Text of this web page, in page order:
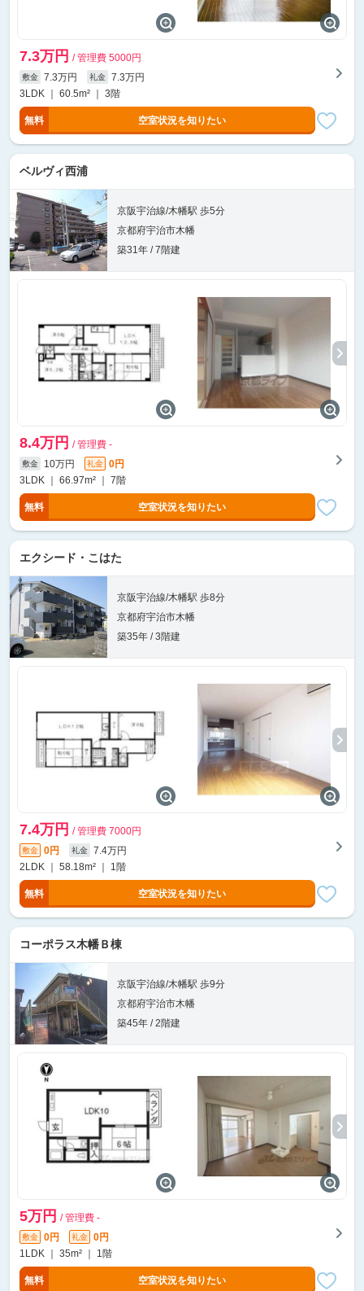
7.3万円 / 管理費 5000円
敷金 7.3万円 礼金
7.3万円
3LDK ｜ 60.5m² ｜ 3階
無料 空室状況を知りたい
ベルヴィ西浦
京阪宇治線/木幡駅 歩5分
京都府宇治市木幡
築31年 / 7階建
8.4万円 / 管理費 -
敷金 10万円 礼金
0円
3LDK ｜ 66.97m² ｜ 7階
無料 空室状況を知りたい
エクシード・こはた
京阪宇治線/木幡駅 歩8分
京都府宇治市木幡
築35年 / 3階建
7.4万円 / 管理費 7000円
敷金 0円 礼金
7.4万円
2LDK ｜ 58.18m² ｜ 1階
無料 空室状況を知りたい
コーポラス木幡Ｂ棟
京阪宇治線/木幡駅 歩9分
京都府宇治市木幡
築45年 / 2階建
5万円 / 管理費 -
敷金 0円 礼金
0円
1LDK ｜ 35m² ｜ 1階
無料 空室状況を知りたい